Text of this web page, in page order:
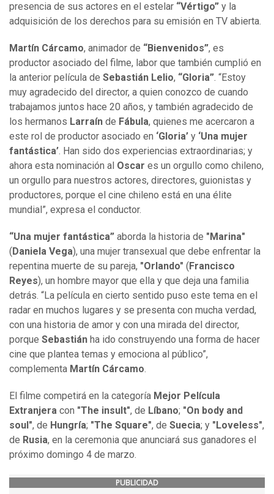
presencia de sus actores en el estelar “Vértigo” y la
adquisición de los derechos para su emisión en TV abierta.
Martín Cárcamo, animador de “Bienvenidos”, es
productor asociado del filme, labor que también cumplió en
la anterior película de Sebastián Lelio, “Gloria”. “Estoy
muy agradecido del director, a quien conozco de cuando
trabajamos juntos hace 20 años, y también agradecido de
los hermanos Larraín de Fábula, quienes me acercaron a
este rol de productor asociado en ‘Gloria’ y ‘Una mujer
fantástica’. Han sido dos experiencias extraordinarias; y
ahora esta nominación al Oscar es un orgullo como chileno,
un orgullo para nuestros actores, directores, guionistas y
productores, porque el cine chileno está en una élite
mundial”, expresa el conductor.
“Una mujer fantástica” aborda la historia de "Marina"
( Daniela Vega), una mujer transexual que debe enfrentar la
repentina muerte de su pareja, "Orlando" ( Francisco
Reyes), un hombre mayor que ella y que deja una familia
detrás. “La película en cierto sentido puso este tema en el
radar en muchos lugares y se presenta con mucha verdad,
con una historia de amor y con una mirada del director,
porque Sebastián ha ido construyendo una forma de hacer
cine que plantea temas y emociona al público”,
complementa Martín Cárcamo.
El filme competirá en la categoría Mejor Película
Extranjera con "The insult", de Líbano; "On body and
soul", de Hungría; "The Square", de Suecia; y "Loveless",
de Rusia, en la ceremonia que anunciará sus ganadores el
próximo domingo 4 de marzo.
PUBLICIDAD